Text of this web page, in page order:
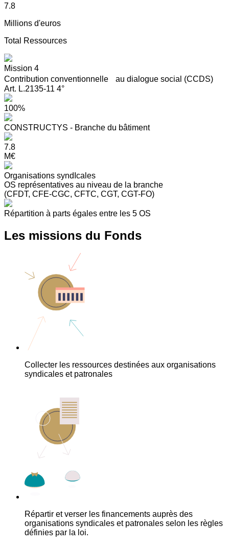
7.8
Millions d'euros
Total Ressources
Mission 4
Contribution conventionnelle au dialogue social (CCDS)
Art. L.2135-11 4°
100%
CONSTRUCTYS - Branche du bâtiment
7.8
M€
Organisations syndIcales
OS représentatives au niveau de la branche
(CFDT, CFE-CGC, CFTC, CGT, CGT-FO)
Répartition à parts égales entre les 5 OS
Les missions du Fonds
Collecter les ressources destinées aux organisations
syndicales et patronales
Répartir et verser les financements auprès des
organisations syndicales et patronales selon les règles
définies par la loi.